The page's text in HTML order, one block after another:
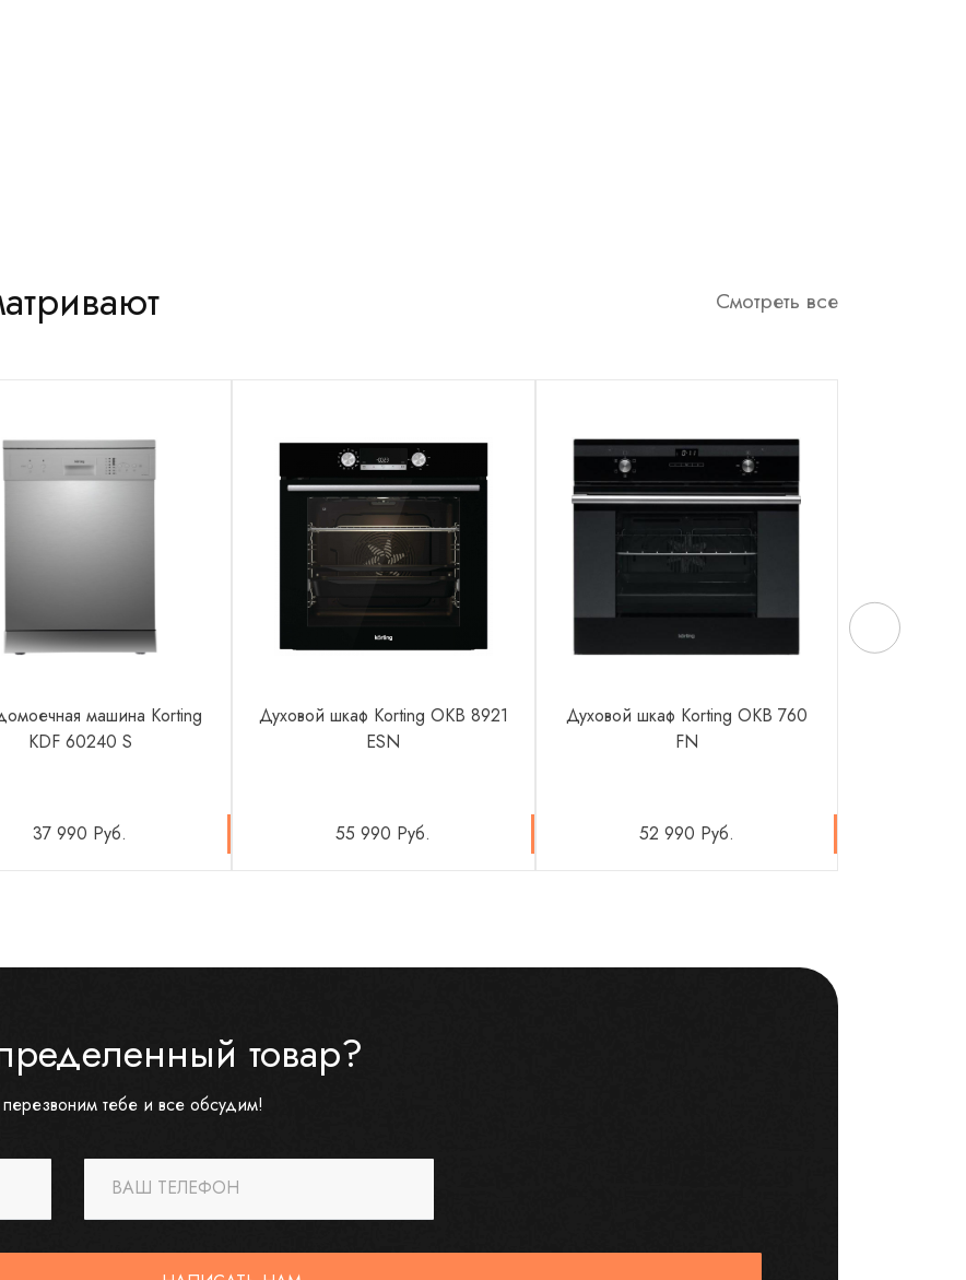
Смотреть все
машина Korting
KDF 60240 S
37 990 Руб.
Духовой шкаф Korting OKB 8921
ESN
55 990 Руб.
Духовой шкаф Korting OKB 760
FN
52 990 Руб.
товар?
тебе и все обсудим!
ВАШ ТЕЛЕФОН